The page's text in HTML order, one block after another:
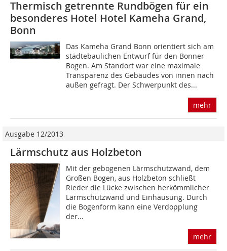
Thermisch getrennte Rundbögen für ein
besonderes Hotel Hotel Kameha Grand,
Bonn
Das Kameha Grand Bonn orientiert sich am
städtebaulichen Entwurf für den Bonner
Bogen. Am Standort war eine maximale
Transparenz des Gebäudes von innen nach
außen gefragt. Der Schwerpunkt des...
mehr
Ausgabe 12/2013
Lärmschutz aus Holzbeton
Mit der gebogenen Lärmschutzwand, dem
Großen Bogen, aus Holzbeton schließt
Rieder die Lücke zwischen herkömmlicher
Lärmschutz­wand und Einhausung. Durch
die Bogenform kann eine Verdopplung
der...
mehr